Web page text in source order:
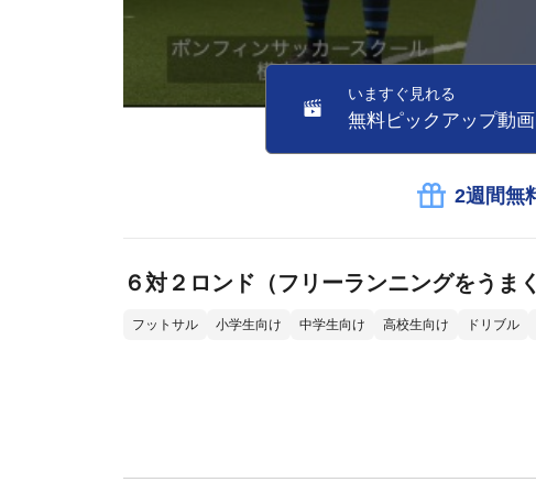
いますぐ見れる
無料ピックアップ動
2週間無
６対２ロンド（フリーランニングをうま
フットサル 小学生向け 中学生向け 高校生向け ドリブル